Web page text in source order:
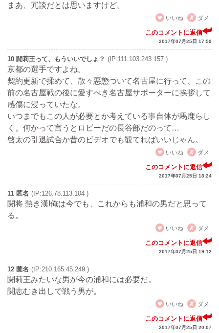
まあ、冗談だとは思いますけど。
いいね
ダメ
このコメントに返信
2017年07月25日 17:59
10 闘莉王って、もういいでしょ？ (IP:111.103.243.157 )
京都の選手ですよね。
契約更新で揉めて、散々悪態ついて名古屋に行って、この
前の名古屋戦の後に愛すべき名古屋サポーターに挨拶して
感傷に浸っていたな。
いつまでもこの人が必要とか考えている事自体が馬鹿らし
く。何かって言うとロビーだの長谷部だのって…
啓太の引退試合か昔のビデオでも観てればいいじゃん。
いいね
ダメ
このコメントに返信
2017年07月25日 18:24
11 匿名 (IP:126.78.113.104 )
闘将 熱き漢!俺は今でも、これからも浦和の男だと思って
る。
いいね
ダメ
このコメントに返信
2017年07月25日 19:12
12 匿名 (IP:210.165.45.249 )
闘莉王みたいな男が今の浦和には必要だ。
闘志むき出しで戦う男が。
いいね
ダメ
このコメントに返信
2017年07月25日 20:07